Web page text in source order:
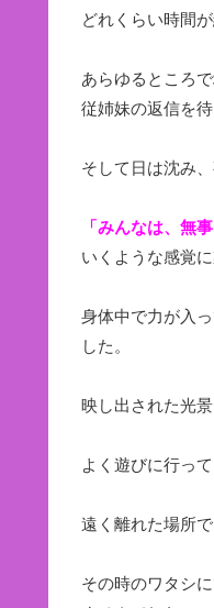
どれくらい時間
あらゆるところ
従姉妹の返信を待
そして日は沈み
「みんなは、無
いくような感覚に
身体中で力が入
した。
映し出された光
よく遊びに行っ
遠く離れた場所
その時のワタシ